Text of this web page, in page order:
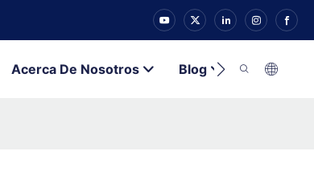
Acerca De Nosotros Blog Contacto